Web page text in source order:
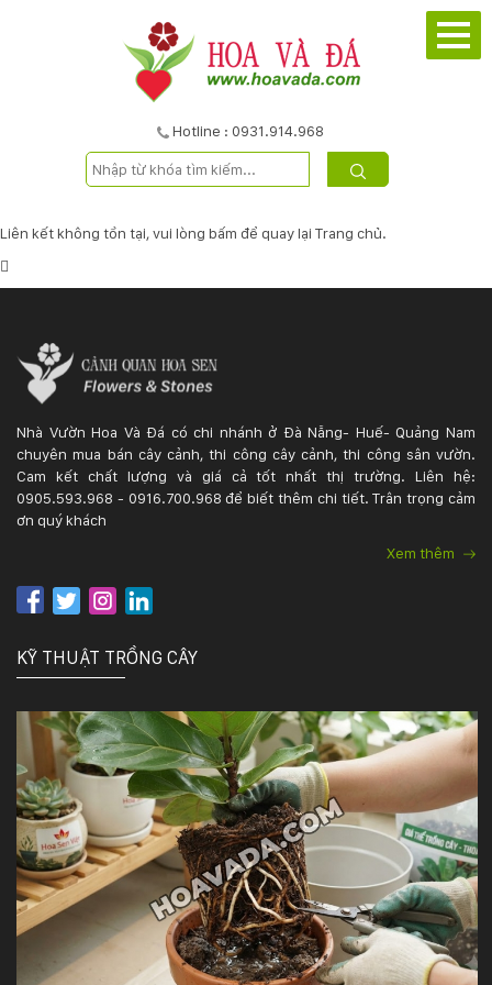
Hotline : 0931.914.968
DỰ
PHẨM
DỊCH
VỤ
KỸ
TRỒNG
CÂY
HÌNH
ẢNH
LIÊN
HỆ
Liên kết không tồn tại, vui lòng bấm để quay lại Trang chủ.
Nhà Vườn Hoa Và Đá có chi nhánh ở Đà Nẵng- Huế- Quảng Nam
chuyên mua bán cây cảnh, thi công cây cảnh, thi công sân vườn.
Cam kết chất lượng và giá cả tốt nhất thị trường. Liên hệ:
0905.593.968 - 0916.700.968 để biết thêm chi tiết. Trân trọng cảm
ơn quý khách
Xem thêm
KỸ THUẬT TRỒNG CÂY